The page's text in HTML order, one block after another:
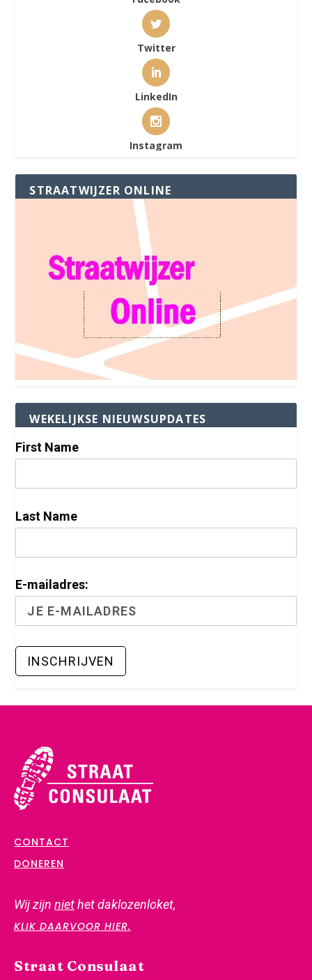
Twitter
LinkedIn
Instagram
STRAATWIJZER ONLINE
WEKELIJKSE NIEUWSUPDATES
First Name
Last Name
E-mailadres:
CONTACT
DONEREN
Wij zijn niethet daklozenloket,
KLIK DAARVOOR HIER.
Straat Consulaat